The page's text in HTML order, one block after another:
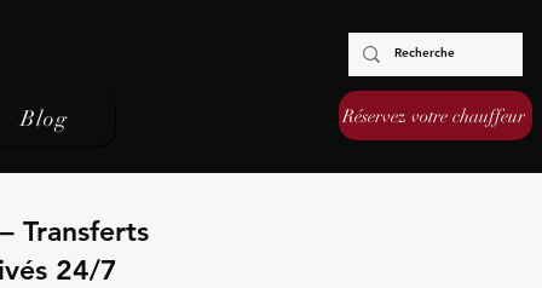
Blog Réservez votre chauffeur
Transferts
24/7